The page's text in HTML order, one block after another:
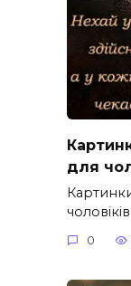
для
0